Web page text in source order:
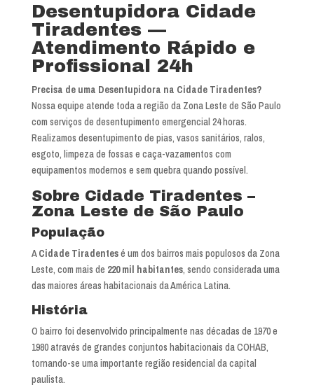
Desentupidora Cidade
Tiradentes —
Atendimento Rápido e
Profissional 24h
Precisa de uma Desentupidora na Cidade Tiradentes?
Nossa equipe atende toda a região da Zona Leste de São Paulo
com serviços de desentupimento emergencial 24 horas.
Realizamos desentupimento de pias, vasos sanitários, ralos,
esgoto, limpeza de fossas e caça-vazamentos com
equipamentos modernos e sem quebra quando possível.
Sobre Cidade Tiradentes –
Zona Leste de São Paulo
População
ACidade Tiradentesé um dos bairros mais populosos da Zona
Leste, com mais de 220 mil habitantes, sendo considerada uma
das maiores áreas habitacionais da América Latina.
História
O bairro foi desenvolvido principalmente nas décadas de 1970 e
1980 através de grandes conjuntos habitacionais da COHAB,
tornando-se uma importante região residencial da capital
paulista.